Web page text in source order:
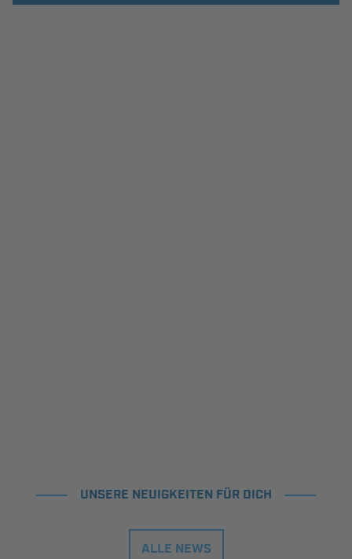
UNSERE NEUIGKEITEN FÜR DICH
ALLE NEWS